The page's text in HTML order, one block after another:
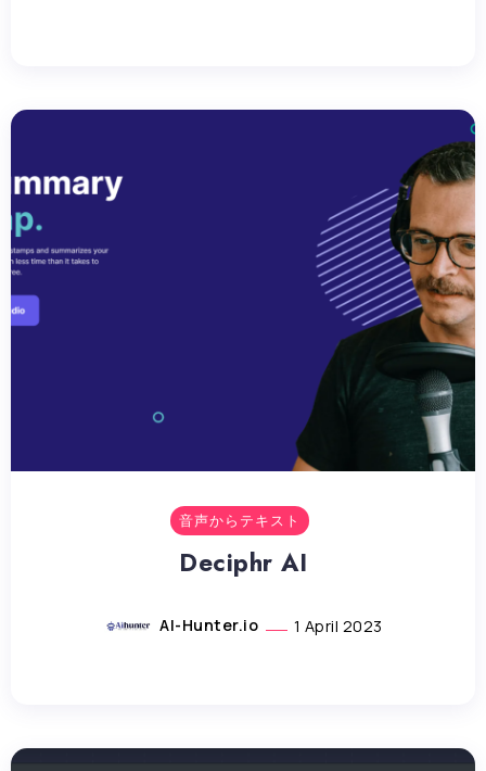
音声からテキスト
Deciphr AI
AI-Hunter.io 1 April 2023